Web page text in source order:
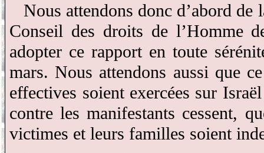
Nous attendons donc d’abord de
Conseil des droits de l’Homme
adopter ce rapport en toute
mars. Nous attendons aussi que
effectives soient exercées sur
contre les manifestants cessent,
victimes et leurs familles soient